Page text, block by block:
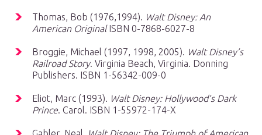
Thomas, Bob (1976,1994). Walt Disney: An
American OriginalISBN 0-7868-6027-8
Broggie, Michael (1997, 1998, 2005). Walt Disney’s
Railroad Story. Virginia Beach, Virginia. Donning
Publishers. ISBN 1-56342-009-0
Eliot, Marc (1993). Walt Disney: Hollywood’s Dark
Prince. Carol. ISBN 1-55972-174-X